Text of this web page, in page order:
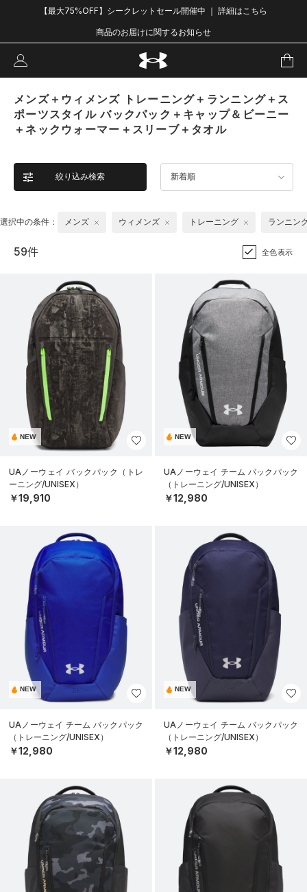
【最大75%OFF】シークレットセール開催中 ｜ 詳細はこちら
商品のお届けに関するお知らせ
メンズ＋ウィメンズ トレーニング＋ランニング＋ス
ポーツスタイル バックパック＋キャップ＆ビーニー
＋ネックウォーマー＋スリーブ＋タオル
絞り込み検索 新着順
選択中の条件： メンズ ウィメンズ トレーニング ランニン
59件 全色表示
NEW
UAノーウェイ バックパック（トレ
ーニング/UNISEX）
￥19,910
NEW
UAノーウェイ チーム バックパック
（トレーニング/UNISEX）
￥12,980
NEW
UAノーウェイ チーム バックパック
（トレーニング/UNISEX）
￥12,980
NEW
UAノーウェイ チーム バックパック
（トレーニング/UNISEX）
￥12,980